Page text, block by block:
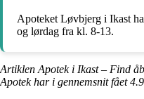
Apoteket Løvbjerg i Ikast
og lørdag fra kl. 8-13.
Artiklen Apotek i Ikast – Find
Apotek har i gennemsnit fået4.9